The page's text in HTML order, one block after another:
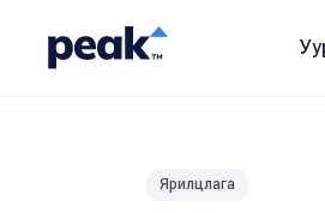
Ярилцлага